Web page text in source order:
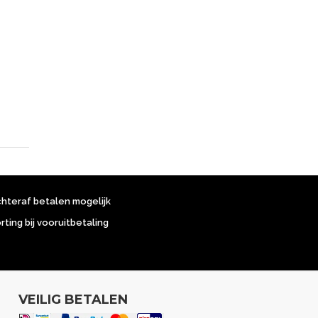
betalen mogelijk
bij vooruitbetaling
VEILIG BETALEN